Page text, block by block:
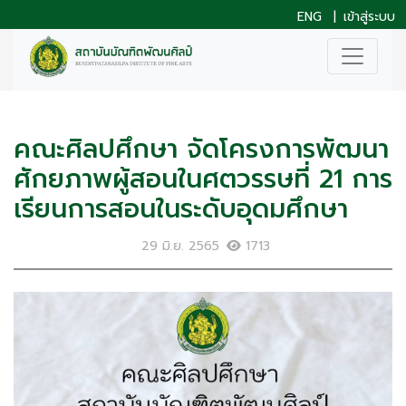
ENG | เข้าสู่ระบบ
คณะศิลปศึกษา จัดโครงการพัฒนา
ศักยภาพผู้สอนในศตวรรษที่ 21 การ
เรียนการสอนในระดับอุดมศึกษา
29 มิ.ย. 2565 1713